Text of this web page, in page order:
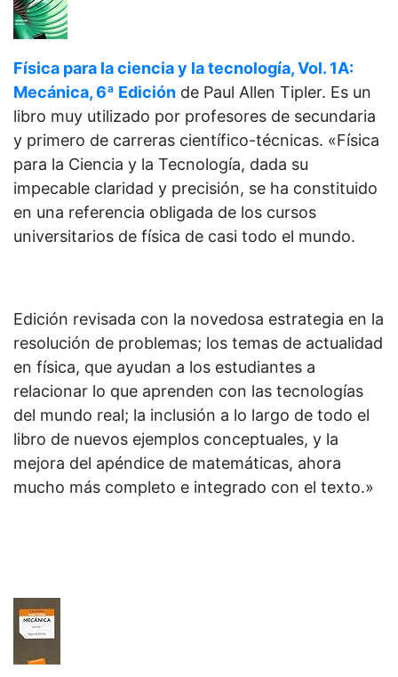
Física para la ciencia y la tecnología, Vol. 1A:
Mecánica, 6ª Edición de Paul Allen Tipler. Es un
libro muy utilizado por profesores de secundaria
y primero de carreras científico-técnicas. «Física
para la Ciencia y la Tecnología, dada su
impecable claridad y precisión, se ha constituido
en una referencia obligada de los cursos
universitarios de física de casi todo el mundo.
Edición revisada con la novedosa estrategia en la
resolución de problemas; los temas de actualidad
en física, que ayudan a los estudiantes a
relacionar lo que aprenden con las tecnologías
del mundo real; la inclusión a lo largo de todo el
libro de nuevos ejemplos conceptuales, y la
mejora del apéndice de matemáticas, ahora
mucho más completo e integrado con el texto.»